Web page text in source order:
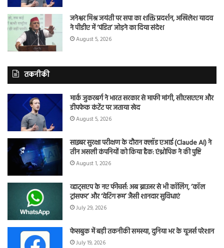
जनेश्वर मिश्र जयंती पर सपा का शक्ति प्रदर्शन, अखिलेश यादव
ने पीडीए में ‘पंडित’ जोड़ने का दिया संदेश
August 5, 2026
तकनीकी
मार्क जुकरबर्ग ने भारत सरकार से माफी मांगी, सीएसएएम और
डीपफेक कंटेंट पर जताया खेद
August 5, 2026
साइबर सुरक्षा परीक्षण के दौरान क्लॉड एआई (Claude AI) ने
तीन असली कंपनियों को किया हैक: एंथ्रोपिक ने की पुष्टि
August 1, 2026
व्हाट्सएप के नए फीचर्स: अब ब्राउजर से भी कॉलिंग, ‘कॉल
ट्रांसफर’ और ‘वेटिंग रूम’ जैसी शानदार सुविधाएं
July 29, 2026
फेसबुक में बड़ी तकनीकी समस्या, दुनिया भर के यूजर्स परेशान
July 19, 2026